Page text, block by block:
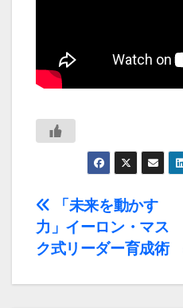
投
稿
ナ
「未来を動かす
力」イーロン・マス
ク式リーダー育成術